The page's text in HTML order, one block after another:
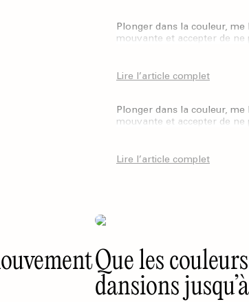
Plonger dans la couleur,
mouvante et accepter de ne
Lire l’article complet
Plonger dans la couleur,
mouvante et accepter de ne
Lire l’article complet
Que les
dansions